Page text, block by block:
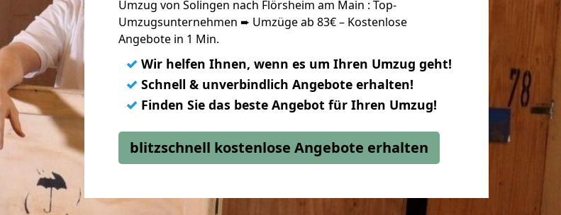
Umzug von Solingen nach Flörsheim am Main : Top-
Umzugsunternehmen ➨ Umzüge ab 83€ – Kostenlose
Angebote in 1 Min.
✓ Wir helfen Ihnen, wenn es um Ihren Umzug geht!
✓ Schnell & unverbindlich Angebote erhalten!
✓ Finden Sie das beste Angebot für Ihren Umzug!
blitzschnell kostenlose Angebote erhalten